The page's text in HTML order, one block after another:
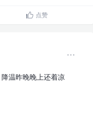
点赞
降温昨晚晚上还着凉